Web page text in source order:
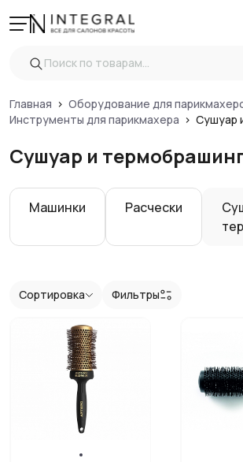
Главная
Оборудование для
Инструменты для парикмахера
Сушуар
Сушуар и
Машинки Расчески
Очистить
Показать
Сортировка Фильтры